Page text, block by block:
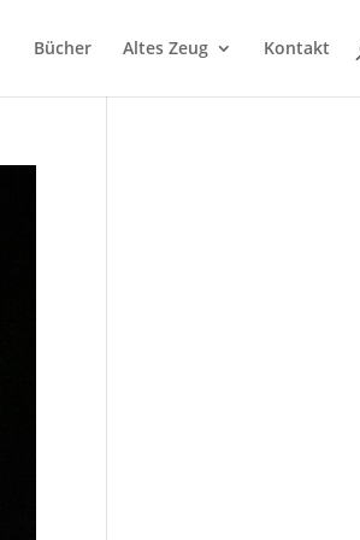
Bücher Altes Zeug Kontakt